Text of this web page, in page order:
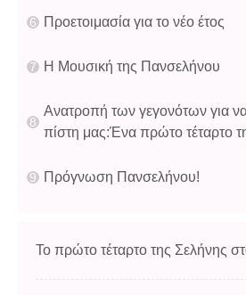
Προετοιμασία για το νέο έτος
Η Μουσική της Πανσελήνου
Ανατροπή των γεγονότων για να
πίστη μας:Ένα πρώτο τέταρτο
Πρόγνωση Πανσελήνου!
Το πρώτο τέταρτο της Σελήνης